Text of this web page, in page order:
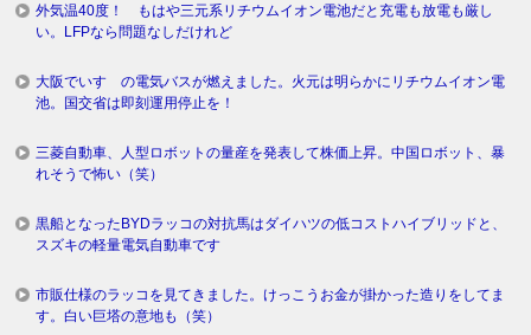
外気温40度！ もはや三元系リチウムイオン電池だと充電も放電も厳し
い。LFPなら問題なしだけれど
大阪でいすゞの電気バスが燃えました。火元は明らかにリチウムイオン電
池。国交省は即刻運用停止を！
三菱自動車、人型ロボットの量産を発表して株価上昇。中国ロボット、暴
れそうで怖い（笑）
黒船となったBYDラッコの対抗馬はダイハツの低コストハイブリッドと、
スズキの軽量電気自動車です
市販仕様のラッコを見てきました。けっこうお金が掛かった造りをしてま
す。白い巨塔の意地も（笑）